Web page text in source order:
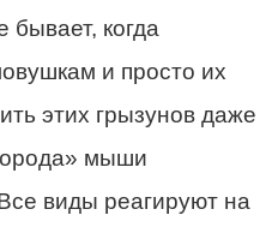
бывает, когда
и просто их
этих грызунов даже
мыши
виды реагируют на